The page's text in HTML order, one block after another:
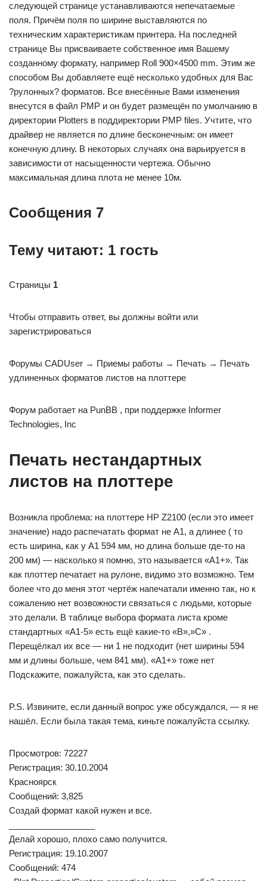
следующей странице устанавливаются непечатаемые
поля. Причём поля по ширине выставляются по
техническим характеристикам принтера. На последней
странице Вы присваиваете собственное имя Вашему
созданному формату, например Roll 900×4500 mm. Этим же
способом Вы добавляете ещё несколько удобных для Вас
?рулонных? форматов. Все внесённые Вами изменения
внесутся в файл РМР и он будет размещён по умолчанию в
директории Plotters в поддиректории PMP files. Учтите, что
драйвер не является по длине бесконечным: он имеет
конечную длину. В некоторых случаях она варьируется в
зависимости от насыщенности чертежа. Обычно
максимальная длина плота не менее 10м.
Сообщения 7
Тему читают: 1 гость
Страницы 1
Чтобы отправить ответ, вы должны войти или
зарегистрироваться
Форумы CADUser → Приемы работы → Печать → Печать
удлиненных форматов листов на плоттере
Форум работает на PunBB , при поддержке Informer
Technologies, Inc
Печать нестандартных
листов на плоттере
Возникла проблема: на плоттере НР Z2100 (если это имеет
значение) надо распечатать формат не А1, а длинее ( то
есть ширина, как у А1 594 мм, но длина больше где-то на
200 мм) — насколько я помню, это называется «А1+». Так
как плоттер печатает на рулоне, видимо это возможно. Тем
более что до меня этот чертёж напечатали именно так, но к
сожалению нет возвожности связаться с людьми, которые
это делали. В таблице выбора формата листа кроме
стандартных «А1-5» есть ещё какие-то «В»,»С» .
Перещёлкал их все — ни 1 не подходит (нет ширины 594
мм и длины больше, чем 841 мм). «А1+» тоже нет
Подскажите, пожалуйста, как это сделать.
P.S. Извините, если данный вопрос уже обсуждался, — я не
нашёл. Если была такая тема, киньте пожалуйста ссылку.
Просмотров: 72227
Регистрация: 30.10.2004
Красноярск
Сообщений: 3,825
Создай формат какой нужен и все.
Делай хорошо, плохо само получится.
Регистрация: 19.10.2007
Сообщений: 474